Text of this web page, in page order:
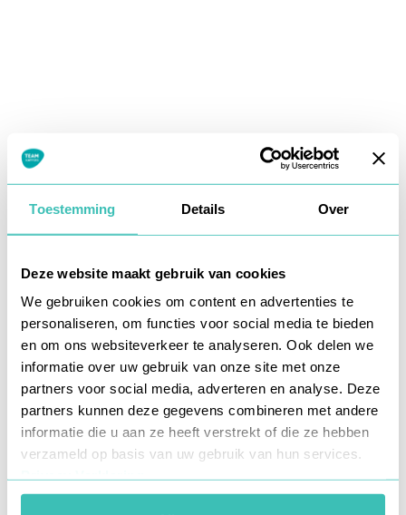
Toestemming Details Over
Deze website maakt gebruik van cookies
We gebruiken cookies om content en advertenties te
personaliseren, om functies voor social media te bieden
en om ons websiteverkeer te analyseren. Ook delen we
informatie over uw gebruik van onze site met onze
partners voor social media, adverteren en analyse. Deze
partners kunnen deze gegevens combineren met andere
informatie die u aan ze heeft verstrekt of die ze hebben
verzameld op basis van uw gebruik van hun services.
Application error: a client
-side exception has occurred while
loadingwww.teamkappers.nl(see the browser consolefor more
information).